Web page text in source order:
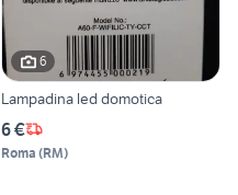
6
Lampadina led domotica
6 €
Roma (RM)